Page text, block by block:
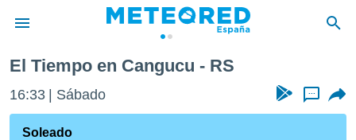
de
por
El Tiempo en Cangucu - RS
16:33 Sábado ...
Soleado